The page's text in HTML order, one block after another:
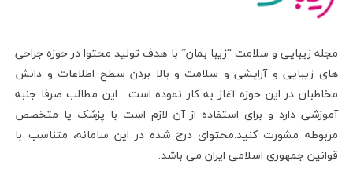
مجله زیبایی و سلامت “زیبا بمان” با هدف تولید محتوا در حوزه جراحی
های زیبایی و آرایشی و سلامت و بالا بردن سطح اطلاعات و دانش
مخاطبان در این حوزه آغاز به کار نموده است . این مطالب صرفا جنبه
آموزشی دارد و برای استفاده از آن لازم است با پزشک یا متخصص
مربوطه مشورت کنید.محتوای درج شده در این سامانه، متناسب با
قوانین جمهوری اسلامی ایران می باشد.